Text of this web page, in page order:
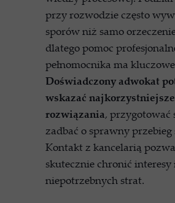
przy rozwodzie często
sporów niż samo
dlatego pomoc
pełnomocnika ma
Doświadczony adwokat
wskazać najkorzystniejsze
rozwiązania, przygotować
zadbać o sprawny
Kontakt z kancelarią
skutecznie chronić
niepotrzebnych strat.